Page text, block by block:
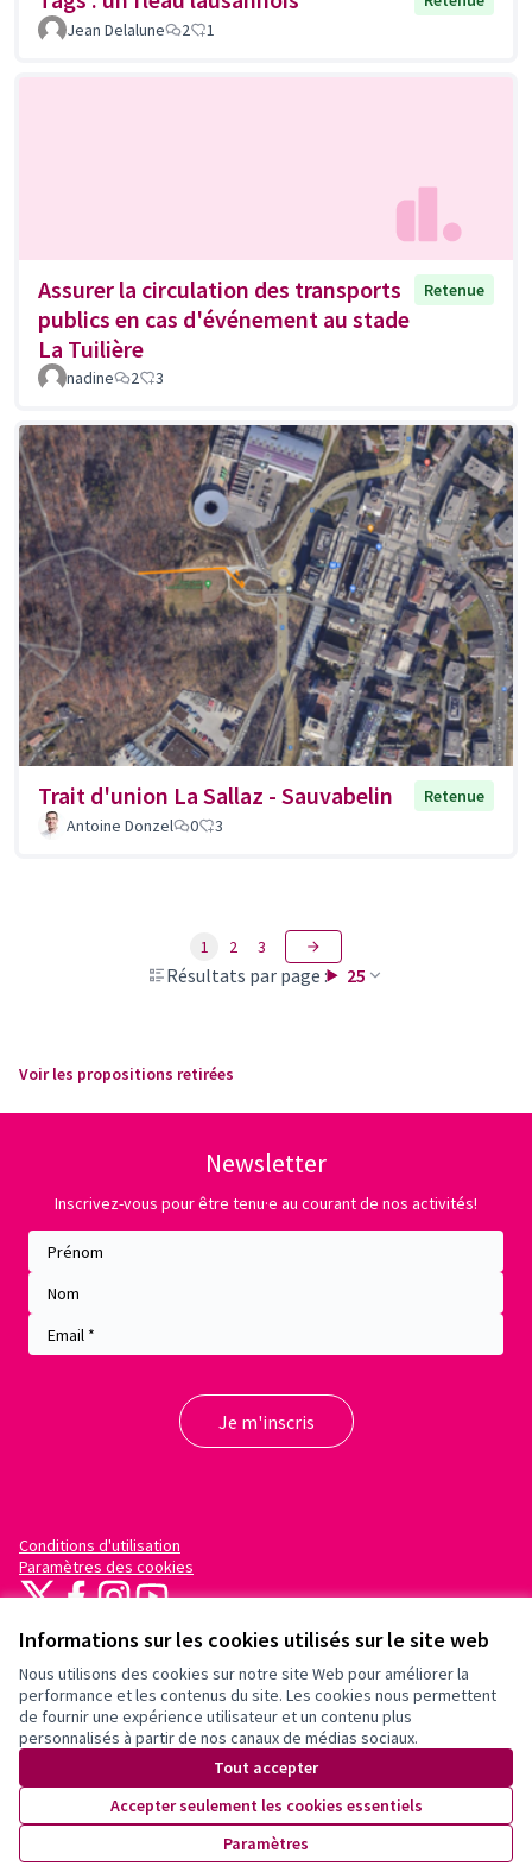
Informations sur les cookies utilisés sur le site web
Nous utilisons des cookies sur notre site Web pour améliorer la
performance et les contenus du site. Les cookies nous permettent
de fournir une expérience utilisateur et un contenu plus
personnalisés à partir de nos canaux de médias sociaux.
Tout accepter
Accepter seulement les cookies essentiels
Paramètres
Jean Delalune
2 1
Assurer la circulation des transports
publics en cas d'événement au stade
La Tuilière
Retenue
nadine 2 3
Trait d'union La Sallaz - Sauvabelin
Retenue
Antoine Donzel
0 3
Résultats par page : 25
1 2 3
Voir les propositions retirées
Newsletter
Inscrivez-vous pour être tenu·e au courant de nos activités!
Conditions d'utilisation
Paramètres des cookies
X
FacebookInstagram
YouTube
(Lien externe)
Site réalisé grâce aulogiciel libre
Decidim
(Lien externe)
.
Un espace démocratique pour vos
communautés